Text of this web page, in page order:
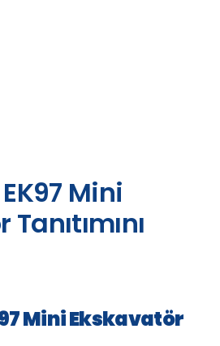
Mini
Mini Ekskavatör